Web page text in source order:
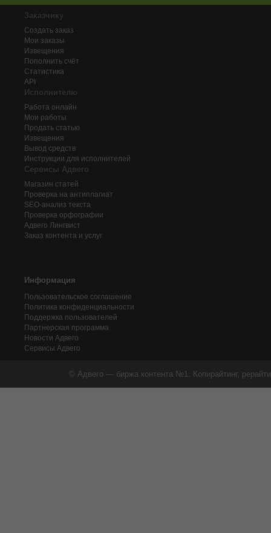
Заказчику
Создать заказ
Мои заказы
Извещения
Пополнить счёт
Статистика
API
Исполнителю
Работа онлайн
Мои работы
Продать статью
Извещения
Вывод средств
Инструкции для исполнителей
Сервисы Адвего
Магазин статей
Проверка на антиплагиат
SEO-анализ текста
Проверка орфографии
Адвего Лингвист
Заказ контента и услуг
Информация
Пользовательское соглашение
Политика конфиденциальности
Поддержка пользователей
Партнерская программа
Новости Адвего
Сервисы Адвего
© Адвего — биржа контента №1. Копирайтинг,